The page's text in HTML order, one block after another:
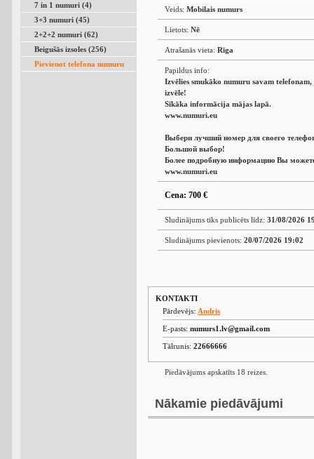
7 in 1 numuri (4)
3+3 numuri (45)
2+2+2 numuri (62)
Beigušās izsoles (256)
Pievienot telefona numuru
Veids: Mobilais numurs
Lietots: Nē
Atrašanās vieta: Rīga
Papildus info:
Izvēlies smukāko numuru savam
izvēle!
Sīkāka informācija mājas lapā.
www.numuri.eu
Выбери лучший номер для своего
Большой выбор!
Более подробную информацию Вы
www.numuri.eu
Cena: 700 €
Sludinājums tiks publicēts līdz: 31/08/2026
Sludinājums pievienots: 20/07/2026 19:02
KONTAKTI
Pārdevējs: Andris
E-pasts: numurs1.lv@gmail.com
Tālrunis: 22666666
Piedāvājums apskatīts 18 reizes.
Nākamie piedāvājumi